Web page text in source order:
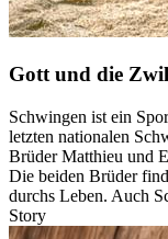
Gott und die
Schwingen ist ein
letzten nationalen
Brüder Matthieu und
Die beiden Brüder
durchs Leben. Auch
Story